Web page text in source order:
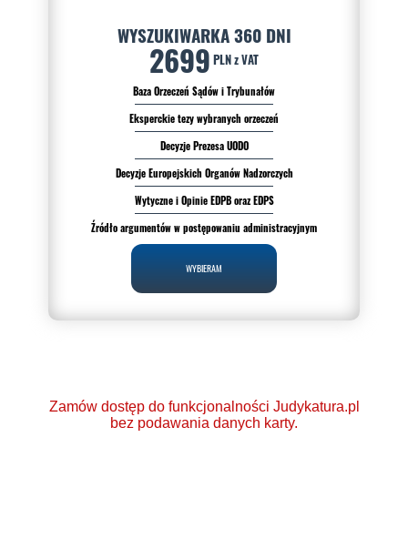
WYSZUKIWARKA 360 DNI
2699 PLN z VAT
Baza Orzeczeń Sądów i Trybunałów
Eksperckie tezy wybranych orzeczeń
Decyzje Prezesa UODO
Decyzje Europejskich Organów Nadzorczych
Wytyczne i Opinie EDPB oraz EDPS
Źródło argumentów w postępowaniu administracyjnym
WYBIERAM
Zamów dostęp do funkcjonalności Judykatura.pl
bez podawania danych karty.